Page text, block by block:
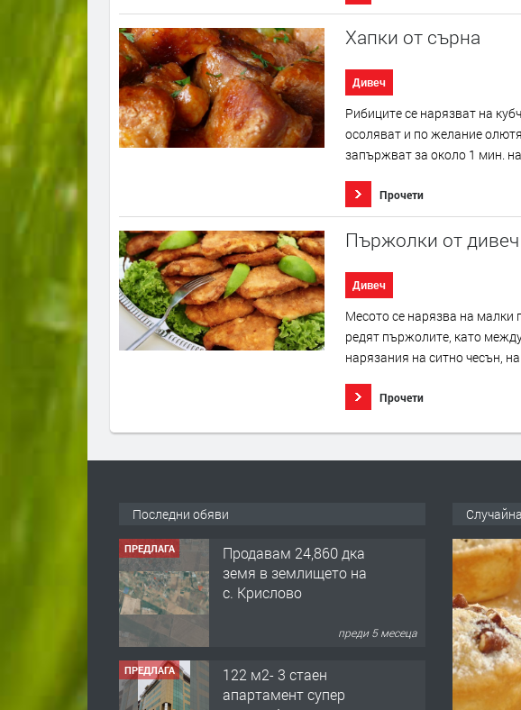
Хапки от сърна
Дивеч
Рибиците се нарязват на
осоляват и по желание
запържват за около 1 мин.
Прочети
Пържолки от дивеч
Дивеч
Месото се нарязва на малки
редят пържолите, като
нарязания на ситно чесън,
Прочети
Последни обяви
ПРЕДЛАГА
Продавам 24,860 дка
земя в землището на
с. Крислово
преди 5 месеца
ПРЕДЛАГА
122 м2- 3 стаен
апартамент супер